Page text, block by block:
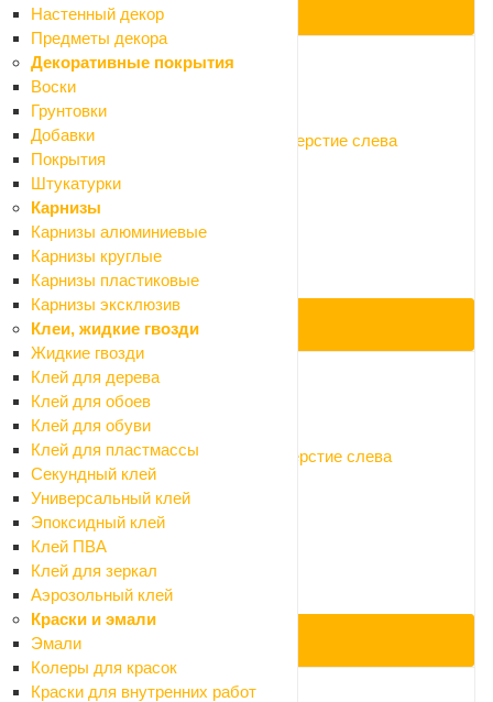
Настенный декор
Предметы декора
Декоративные покрытия
Воски
Грунтовки
Добавки
Покрытия
Штукатурки
Карнизы
Карнизы алюминиевые
Карнизы круглые
Карнизы пластиковые
Карнизы эксклюзив
Клеи, жидкие гвозди
Жидкие гвозди
Клей для дерева
Клей для обоев
Клей для обуви
Клей для пластмассы
Секундный клей
Универсальный клей
Эпоксидный клей
Клей ПВА
Клей для зеркал
Аэрозольный клей
Краски и эмали
Эмали
Колеры для красок
Краски для внутренних работ
Код: 077919
Умывальник Santek Форум 45*28 отверстие слева
Нет в наличии
Арт.: 1.WH11.0.542
1 575 ₽
1 750 ₽
-10%
Экономия 175 ₽
Код: 076276
Умывальник Santek БРИЗ 40*27 отверстие слева
Нет в наличии
Арт.: 1.WH11.0.442
1 710 ₽
1 900 ₽
-10%
Экономия 190 ₽